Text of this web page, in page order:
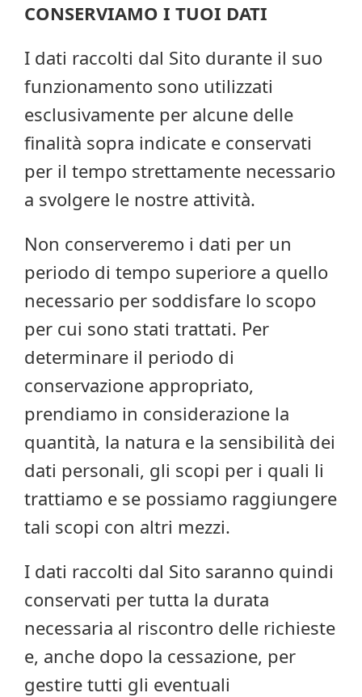
CONSERVIAMO I TUOI DATI
I dati raccolti dal Sito durante il suo
funzionamento sono utilizzati
esclusivamente per alcune delle
finalità sopra indicate e conservati
per il tempo strettamente necessario
a svolgere le nostre attività.
Non conserveremo i dati per un
periodo di tempo superiore a quello
necessario per soddisfare lo scopo
per cui sono stati trattati. Per
determinare il periodo di
conservazione appropriato,
prendiamo in considerazione la
quantità, la natura e la sensibilità dei
dati personali, gli scopi per i quali li
trattiamo e se possiamo raggiungere
tali scopi con altri mezzi.
I dati raccolti dal Sito saranno quindi
conservati per tutta la durata
necessaria al riscontro delle richieste
e, anche dopo la cessazione, per
gestire tutti gli eventuali